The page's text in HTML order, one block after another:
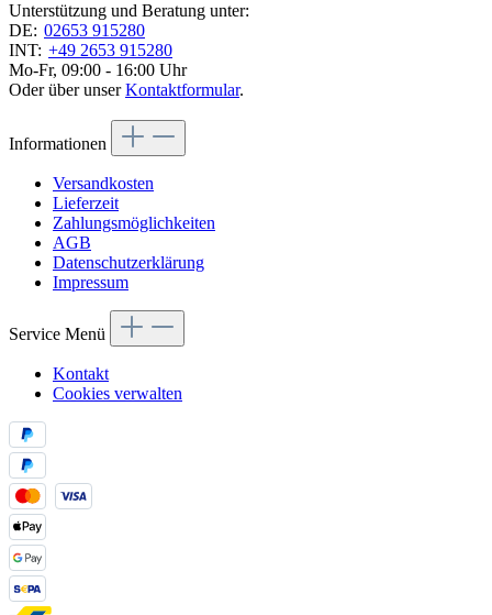
Unterstützung und Beratung unter:
DE: 02653 915280
INT: +49 2653 915280
Mo-Fr, 09:00 - 16:00 Uhr
Oder über unserKontaktformular.
Informationen
Versandkosten
Lieferzeit
Zahlungsmöglichkeiten
AGB
Datenschutzerklärung
Impressum
Service Menü
Kontakt
Cookies verwalten